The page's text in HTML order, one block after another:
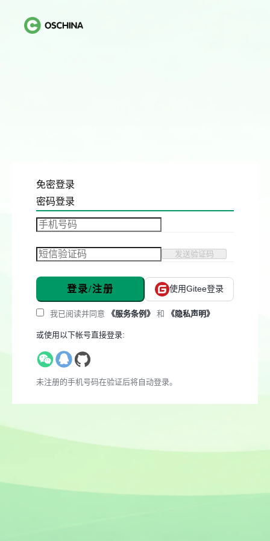
免密登录
密码登录
发送验证码
登录/注册 使用Gitee登录
我已阅读并同意 《服务条例》 和 《隐私声明》
或使用以下帐号直接登录:
未注册的手机号码在验证后将自动登录。